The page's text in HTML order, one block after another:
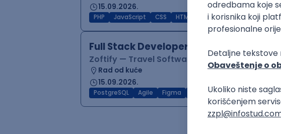
15.09.2026.
PHP JavaScript CSS HTML REST WordPress Agile
Full Stack Developer (React + Node.js)
Zoftify — Travel Software Development
Rad od kuće
15.09.2026.
PostgreSQL Agile Figma Intermediate